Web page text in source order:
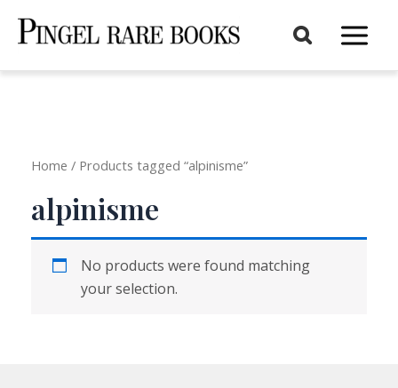
Main
Home / Products tagged “alpinisme”
alpinisme
No products were found matching
your selection.